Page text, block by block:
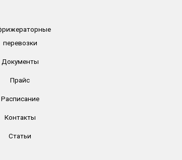
перевозки
Документы
Прайс
Расписание
Контакты
Статьи